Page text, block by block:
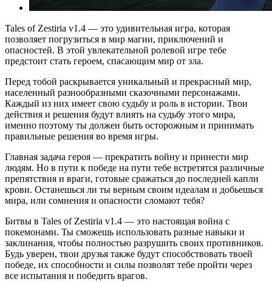
Tales of Zestiria v1.4 — это удивительная игра, которая
позволяет погрузиться в мир магии, приключений и
опасностей. В этой увлекательной ролевой игре тебе
предстоит стать героем, спасающим мир от зла.
Перед тобой раскрывается уникальный и прекрасный мир,
населенный разнообразными сказочными персонажами.
Каждый из них имеет свою судьбу и роль в истории. Твои
действия и решения будут влиять на судьбу этого мира,
именно поэтому ты должен быть осторожным и принимать
правильные решения во время игры.
Главная задача героя — прекратить войну и принести мир
людям. Но в пути к победе на пути тебе встретятся различные
препятствия и враги, готовые сражаться до последней капли
крови. Останешься ли ты верным своим идеалам и добьешься
мира, или сомнения и опасности сломают тебя?
Битвы в Tales of Zestiria v1.4 — это настоящая война с
покемонами. Ты сможешь использовать разные навыки и
заклинания, чтобы полностью разрушить своих противников.
Будь уверен, твои друзья также будут способствовать твоей
победе, их способности и силы позволят тебе пройти через
все испытания и победить врагов.